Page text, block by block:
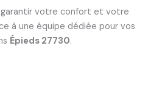
garantir votre confort et votre
à une équipe dédiée pour vos
Épieds 27730.